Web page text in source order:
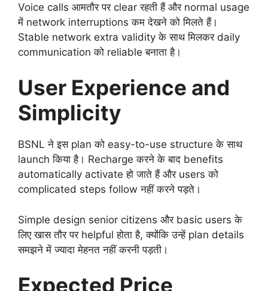
Voice calls आमतौर पर clear रहती हैं और normal usage
में network interruptions कम देखने को मिलते हैं।
Stable network extra validity के साथ मिलकर daily
communication को reliable बनाता है।
User Experience and
Simplicity
BSNL ने इस plan को easy-to-use structure के साथ
launch किया है। Recharge करने के बाद benefits
automatically activate हो जाते हैं और users को
complicated steps follow नहीं करने पड़ते।
Simple design senior citizens और basic users के
लिए खास तौर पर helpful होता है, क्योंकि उन्हें plan details
समझने में ज्यादा मेहनत नहीं करनी पड़ती।
Expected Price